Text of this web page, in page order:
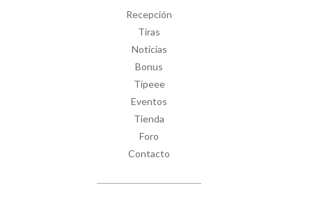
Recepción
Tiras
Noticias
Bonus
Tipeee
Eventos
Tienda
Foro
Contacto